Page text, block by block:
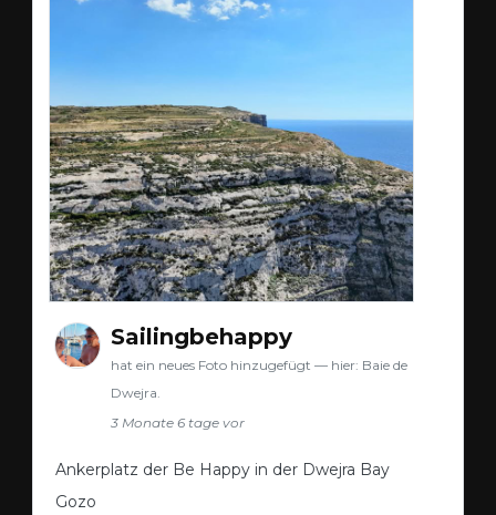
Sailingbehappy
hat ein neues Foto hinzugefügt — hier: Baie de
Dwejra.
3 Monate 6 tage vor
Ankerplatz der Be Happy in der Dwejra Bay
Gozo